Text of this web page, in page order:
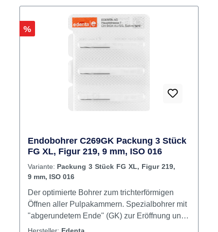
Rabatt
%
Endobohrer C269GK Packung 3 Stück
FG XL, Figur 219, 9 mm, ISO 016
Variante: Packung 3 Stück FG XL, Figur 219,
9 mm, ISO 016
Der optimierte Bohrer zum trichterförmigen
Öffnen aller Pulpakammern. Spezialbohrer mit
"abgerundetem Ende" (GK) zur Eröffnung und
Erweiterung der Pulpakammer. Das